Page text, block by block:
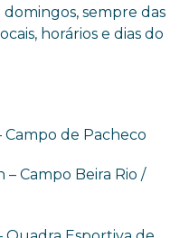
domingos, sempre das
horários e dias do
Campo de Pacheco
– Campo Beira Rio /